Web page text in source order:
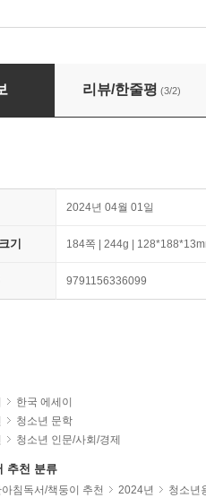
낼게
리뷰/한줄평 (3/2)
2024년 04월 01일
기 184쪽 | 244g |
9791156336099
한국 에세이
청소년 문학
청소년 인문/사회/경제
추천 분류
침독서/책둥이 추천 2024년 청소년